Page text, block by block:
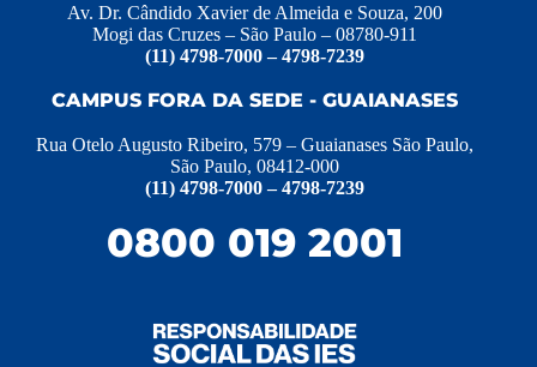
Av. Dr. Cândido Xavier de Almeida e Souza, 200
Mogi das Cruzes – São Paulo – 08780-911
(11) 4798-7000 – 4798-7239
CAMPUS FORA DA SEDE - GUAIANASES
Rua Otelo Augusto Ribeiro, 579 – Guaianases São Paulo,
São Paulo, 08412-000
(11) 4798-7000 – 4798-7239
0800 019 2001